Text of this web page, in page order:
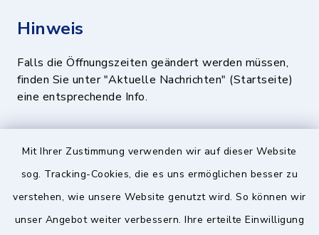
Mit Ihrer Zustimmung verwenden wir auf dieser Website
sog. Tracking-Cookies, die es uns ermöglichen besser zu
verstehen, wie unsere Website genutzt wird. So können wir
unser Angebot weiter verbessern. Ihre erteilte Einwilligung
Hinweis
Falls die Öffnungszeiten geändert werden müssen,
finden Sie unter "Aktuelle Nachrichten" (Startseite)
eine entsprechende Info.
Quicklinks
BayernPortal
Landratsamt München